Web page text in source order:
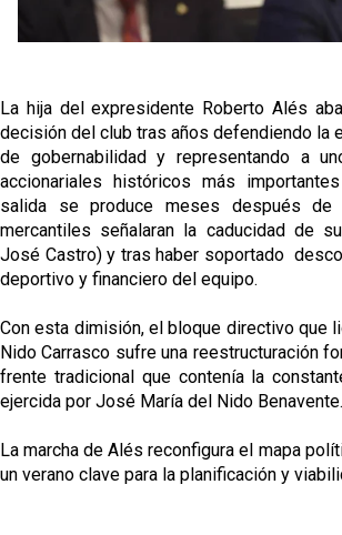
El Tribunal Superior de Justicia
cautelar a Isi Palazón
Sevilla Femenino para la 2026/27
La hija del expresidente Roberto Alés
decisión del club tras años defendiendo la
de gobernabilidad y representando a
accionariales históricos más
salida se produce meses después de
mercantiles señalaran la caducidad de
José Castro) y tras haber soportado
deportivo y financiero del equipo.
Con esta dimisión, el bloque directivo que
Nido Carrasco sufre una reestructuración
frente tradicional que contenía la
ejercida por José María del Nido Benavente.
La marcha de Alés reconfigura el mapa
un verano clave para la planificación y